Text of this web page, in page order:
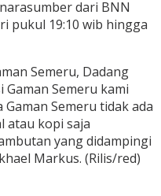
dari BNN
pukul 19:10 wib hingga
Semeru, Dadang
Gaman Semeru kami
Semeru tidak ada
atau kopi saja
yang didampingi
Markus. (Rilis/red)